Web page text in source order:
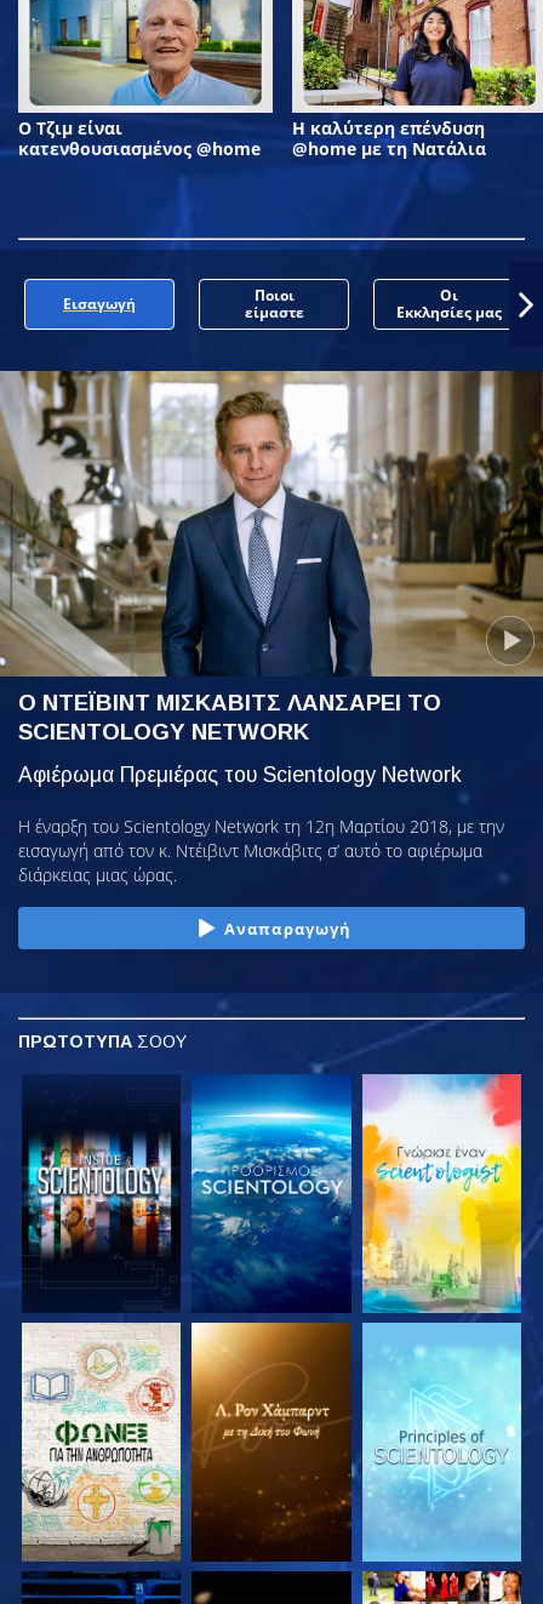
Ο Τζιμ είναι
κατενθουσιασμένος @home
Η καλύτερη επένδυση
@home με τη Νατάλια
Εισαγωγή
Ποιοι
είμαστε
Οι
Εκκλησίες μας
Ο ΝΤΕΪΒΙΝΤ ΜΙΣΚΑΒΙΤΣ ΛΑΝΣΑΡΕΙ ΤΟ
SCIENTOLOGY NETWORK
Αφιέρωμα Πρεμιέρας του Scientology Network
Η έναρξη του Scientology Network τη 12η Μαρτίου 2018, με την
εισαγωγή από τον κ. Ντέιβιντ Μισκάβιτς σ’ αυτό το αφιέρωμα
διάρκειας μιας ώρας.
Αναπαραγωγή
ΠΡΩΤΟΤΥΠΑ ΣΟΟΥ
ΕΞΕΡΕΥΝΗΣΤΕ ΤΗ
ΣΕΙΡΑ
ΕΞΕΡΕΥΝΗΣΤΕ ΤΗ
ΣΕΙΡΑ
ΕΞΕΡΕΥΝΗΣΤΕ ΤΗ
ΣΕΙΡΑ